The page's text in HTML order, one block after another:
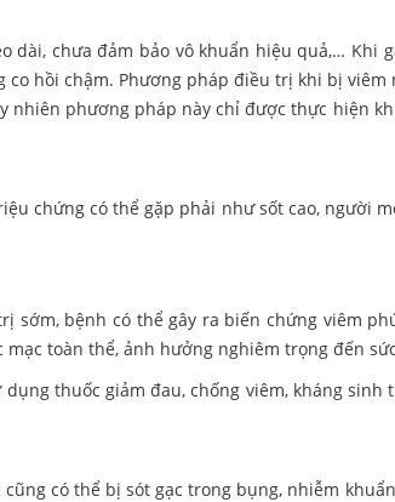
chưa đảm bảo vô khuẩn hiệu quả,… Khi
hồi chậm. Phương pháp điều trị khi bị viêm
phương pháp này chỉ được thực hiện
chứng có thể gặp phải như sốt cao, người
bệnh có thể gây ra biến chứng viêm
toàn thể, ảnh hưởng nghiêm trọng đến
thuốc giảm đau, chống viêm, kháng sinh
có thể bị sót gạc trong bụng, nhiễm